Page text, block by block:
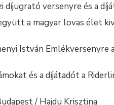
díjugrató versenyre és a
a magyar lovas élet
István Emlékversenyre
és a díjátadót a
/ Hajdu Krisztina